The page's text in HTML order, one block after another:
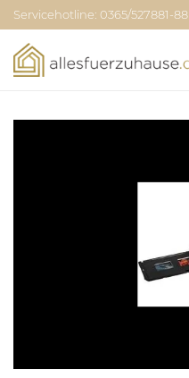
Servicehotline: 0365/527881-88